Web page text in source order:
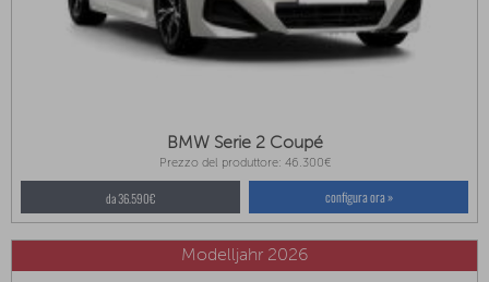
BMW Serie 2 Coupé
Prezzo del produttore: 46.300€
da 36.590€ configura ora »
Modelljahr 2026